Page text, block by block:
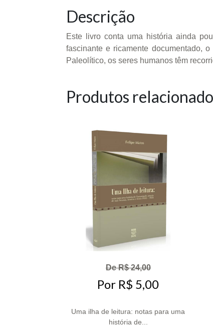
Descrição
Este livro conta uma história ainda
fascinante e ricamente documentado,
Paleolítico, os seres humanos têm
Produtos
De R$ 24,00
Por R$ 5,00
Uma ilha de leitura: notas para uma
história de...